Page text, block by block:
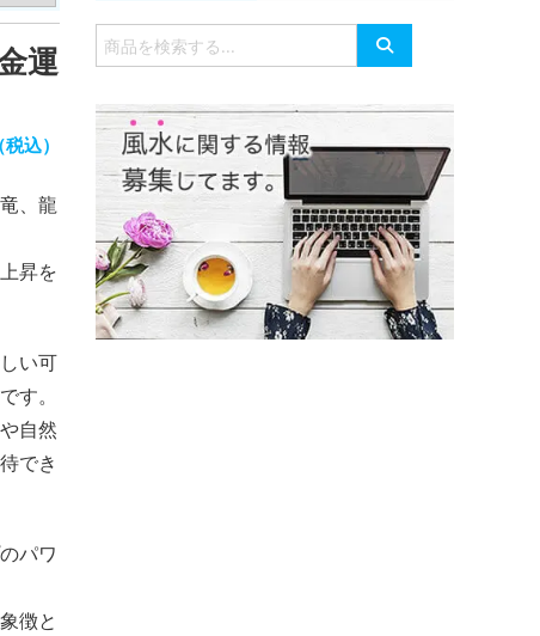
運
（税込）
、龍
昇を
い可
す。
自然
でき
パワ
徴と
検
索
象: